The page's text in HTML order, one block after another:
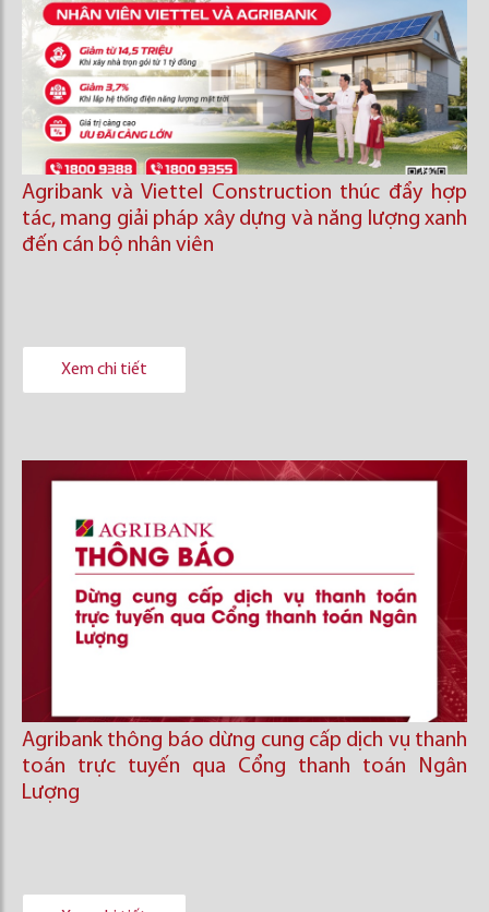
Agribank và Viettel Construction thúc đẩy hợp
tác, mang giải pháp xây dựng và năng lượng xanh
đến cán bộ nhân viên
Xem chi tiết
Agribank thông báo dừng cung cấp dịch vụ thanh
toán trực tuyến qua Cổng thanh toán Ngân
Lượng